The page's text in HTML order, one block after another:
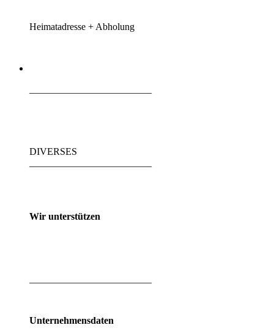
Heimatadresse + Abholung​
DIVERSES
Wir unterstützen
Unternehmensdaten